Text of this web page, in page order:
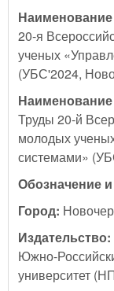
20-я
ученых
(УБС'2024,
Наименование
Труды 20-й
молодых
системами»
Обозначение
Город:
Издательство:
Южно-
университет